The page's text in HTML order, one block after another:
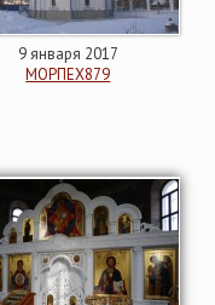
9 января 2017
МОРПЕХ879